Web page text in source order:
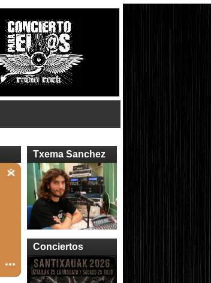
Txema Sanchez
Conciertos